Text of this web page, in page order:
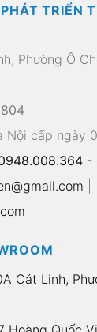
TRIỂN
Phường Ô
Nội cấp ngày
-
Cát Linh,